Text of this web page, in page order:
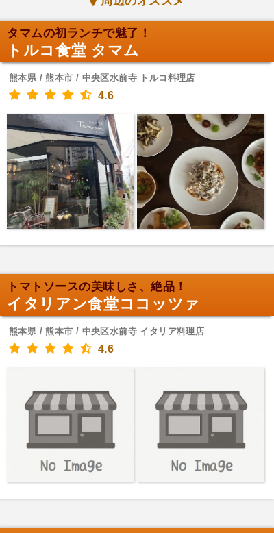
タマムの初ランチで魅了！
トルコ食堂 タマム
熊本県 / 熊本市 / 中央区水前寺 トルコ料理店
4.6
トマトソースの美味しさ、絶品！
イタリアン食堂ココッツァ
熊本県 / 熊本市 / 中央区水前寺 イタリア料理店
4.6